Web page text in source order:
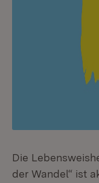
Die
der Wandel“ ist